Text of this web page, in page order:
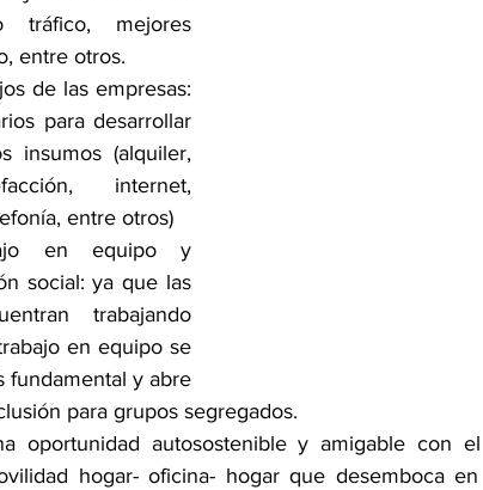
tráfico, mejores
entre otros.
de las empresas:
para desarrollar
insumos (alquiler,
internet,
entre otros)
en equipo y
social: ya que las
trabajando
en equipo se
fundamental y abre
para grupos segregados.
oportunidad autosostenible y amigable con
hogar- oficina- hogar que desemboca